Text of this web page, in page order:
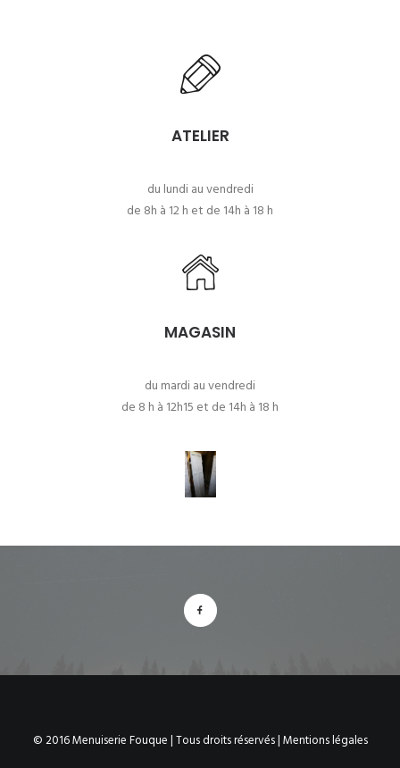
ATELIER
du lundi au vendredi
de 8h à 12 h et de 14h à 18 h
MAGASIN
du mardi au vendredi
de 8 h à 12h15 et de 14h à 18 h
© 2016 Menuiserie Fouque | Tous droits réservés |Mentions légales